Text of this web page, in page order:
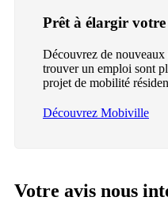
Prêt à élargir votre
Découvrez de nouveaux
trouver un emploi sont
projet de mobilité
Découvrez Mobiville
Votre avis nous